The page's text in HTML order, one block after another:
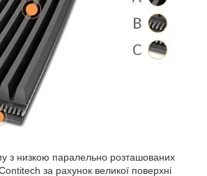
з низкою паралельно розташованих
за рахунок великої поверхні